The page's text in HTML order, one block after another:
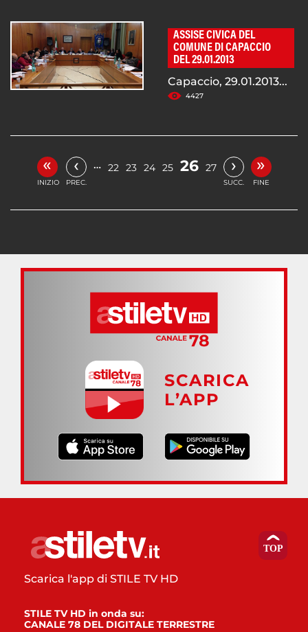
ASSISE CIVICA DEL
COMUNE DI CAPACCIO
DEL 29.01.2013
Capaccio, 29.01.2013...
4427
«
INIZIO
‹
PREC.
… 22 23 24 25 26 27 ›
SUCC.
»
FINE
SCARICA
L’APP
Scarica l'app di STILE TV HD
STILE TV HD in onda su:
CANALE 78 DEL DIGITALE TERRESTRE